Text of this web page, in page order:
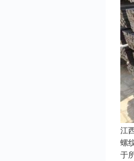
江
螺
于